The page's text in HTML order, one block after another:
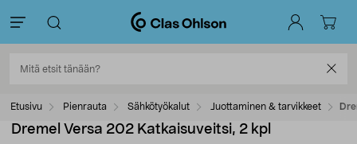
Etusivu Pienrauta Sähkötyökalut Juottaminen & tarvikkeet
Dremel Versa 202 Katkaisuveitsi, 2 kpl